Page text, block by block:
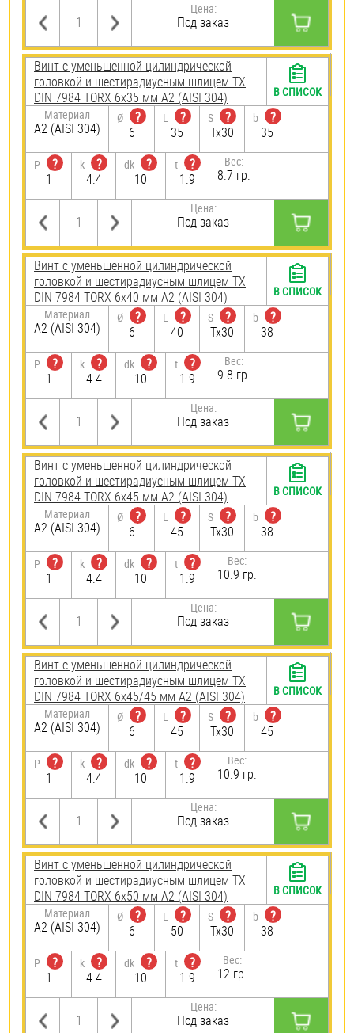
Цена:
Под заказ
Винт с уменьшенной цилиндрической
головкой и шестирадиусным шлицем TX
DIN 7984 TORX 6х35 мм А2 (AISI 304)
Материал
А2 (AISI 304)
Ø
?
6
L
?
35
S
?
Tx30
b
?
35
P
?
1
k
?
4.4
dk
?
10
t
?
1.9
Вес:
8.7 гр.
Цена:
Под заказ
В СПИСОК
Винт с уменьшенной цилиндрической
головкой и шестирадиусным шлицем TX
DIN 7984 TORX 6х40 мм А2 (AISI 304)
Материал
А2 (AISI 304)
Ø
?
6
L
?
40
S
?
Tx30
b
?
38
P
?
1
k
?
4.4
dk
?
10
t
?
1.9
Вес:
9.8 гр.
Цена:
Под заказ
В СПИСОК
Винт с уменьшенной цилиндрической
головкой и шестирадиусным шлицем TX
DIN 7984 TORX 6х45 мм А2 (AISI 304)
Материал
А2 (AISI 304)
Ø
?
6
L
?
45
S
?
Tx30
b
?
38
P
?
1
k
?
4.4
dk
?
10
t
?
1.9
Вес:
10.9 гр.
Цена:
Под заказ
В СПИСОК
Винт с уменьшенной цилиндрической
головкой и шестирадиусным шлицем TX
DIN 7984 TORX 6х45/45 мм А2 (AISI 304)
Материал
А2 (AISI 304)
Ø
?
6
L
?
45
S
?
Tx30
b
?
45
P
?
1
k
?
4.4
dk
?
10
t
?
1.9
Вес:
10.9 гр.
Цена:
Под заказ
В СПИСОК
Винт с уменьшенной цилиндрической
головкой и шестирадиусным шлицем TX
DIN 7984 TORX 6х50 мм А2 (AISI 304)
Материал
А2 (AISI 304)
Ø
?
6
L
?
50
S
?
Tx30
b
?
38
P
?
1
k
?
4.4
dk
?
10
t
?
1.9
Вес:
12 гр.
Цена:
Под заказ
В СПИСОК